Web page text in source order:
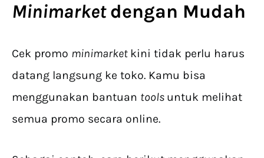
Minimarketdengan Mudah
Cek promo minimarket kini tidak perlu harus
datang langsung ke toko. Kamu bisa
menggunakan bantuan tools untuk melihat
semua promo secara online.